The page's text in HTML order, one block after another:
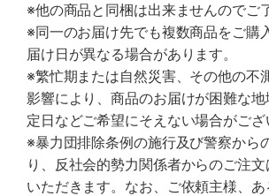
※他の商品と同梱は出来ませんのでご
※同一のお届け先でも複数商品をご購
届け日が異なる場合があります。
※繁忙期または自然災害、その他の不
影響により、商品のお届けが困難な
定日などご希望にそえない場合がござ
※暴力団排除条例の施行及び警察から
り、反社会的勢力関係者からのご注
いただきます。なお、ご依頼主様、